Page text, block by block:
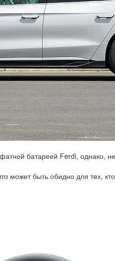
батареей Ferdi, однако,
может быть обидно для тех,